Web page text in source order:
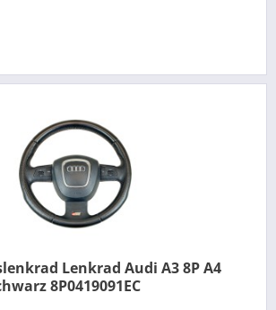
Lenkrad Audi A3 8P A4
8P0419091EC